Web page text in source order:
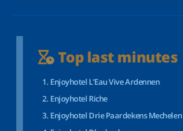
Top last minutes
Enjoyhotel L’Eau Vive Ardennen
Enjoyhotel Riche
Enjoyhotel Drie Paardekens Mechelen